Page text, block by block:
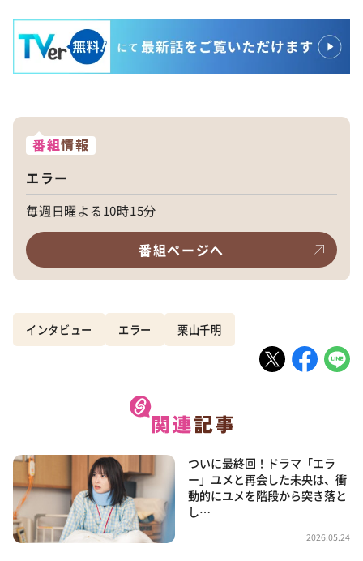
番組情報
エラー
毎週日曜よる10時15分
番組ページへ
インタビュー エラー 栗山千明
ついに最終回！ドラマ「エラ
ー」ユメと再会した未央は、衝
動的にユメを階段から突き落と
し…
2026.05.24